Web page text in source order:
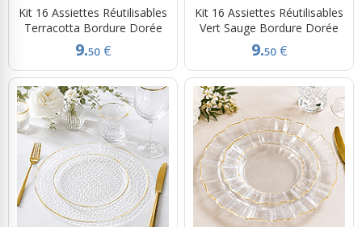
Kit 16 Assiettes Réutilisables
Terracotta Bordure Dorée
9.50 €
Kit 16 Assiettes Réutilisables
Vert Sauge Bordure Dorée
9.50 €